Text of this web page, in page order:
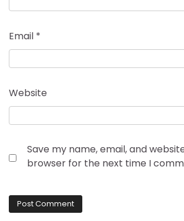
Email *
Website
Save my name, email, and
browser for the next time I